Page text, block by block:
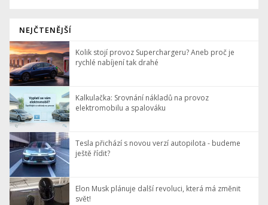
NEJČTENĚJŠÍ
Kolik stojí provoz Superchargeru? Aneb proč je
rychlé nabíjení tak drahé
Kalkulačka: Srovnání nákladů na provoz
elektromobilu a spalováku
Tesla přichází s novou verzí autopilota - budeme
ještě řídit?
Elon Musk plánuje další revoluci, která má změnit
svět!